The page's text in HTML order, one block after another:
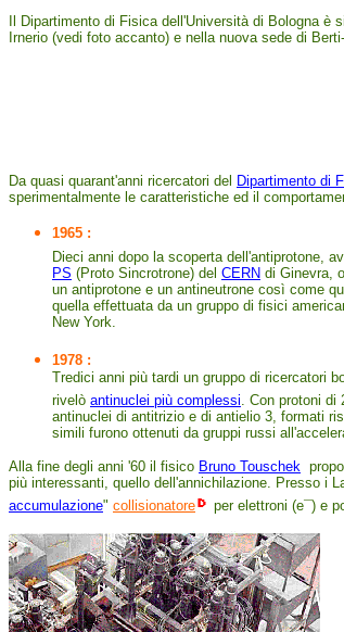
Il Dipartimento di Fisica dell'Università di Bologna
Irnerio (vedi foto accanto) e nella nuova sede di
Da quasi quarant'anni ricercatori del Dipartimento di
sperimentalmente le caratteristiche ed il
1965 :
Dieci anni dopo la scoperta dell'antiprotone,
PS (Proto Sincrotrone) del CERN di Ginevra,
un antiprotone e un antineutrone così come
quella effettuata da un gruppo di fisici
New York.
1978 :
Tredici anni più tardi un gruppo di ricercatori
rivelò antinuclei più complessi . Con protoni di
antinuclei di antitrizio e di antielio 3, formati
simili furono ottenuti da gruppi russi
Alla fine degli anni '60 il fisico Bruno Touschek
più interessanti, quello dell'annichilazione. Presso i
accumulazione" collisionatore per elettroni (e¯) e